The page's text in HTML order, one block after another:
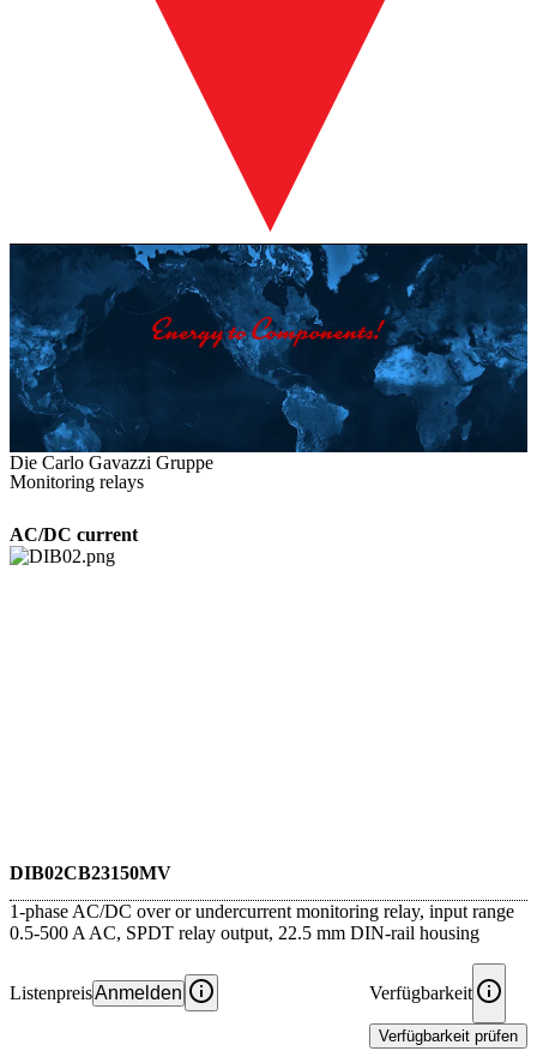
Die Carlo Gavazzi Gruppe
Monitoring relays
AC/DC current
DIB02CB23150MV
1-phase AC/DC over or undercurrent monitoring relay, input range
0.5-500 A AC, SPDT relay output, 22.5 mm DIN-rail housing
ListenpreisAnmelden Verfügbarkeit
Verfügbarkeit prüfen